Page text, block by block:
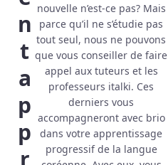
n
t
a
p
p
r
nouvelle n’est-ce pas? Mais
parce qu’il ne s’étudie pas
tout seul, nous ne pouvons
que vous conseiller de faire
appel aux tuteurs et les
professeurs italki. Ces
derniers vous
accompagneront avec brio
dans votre apprentissage
progressif de la langue